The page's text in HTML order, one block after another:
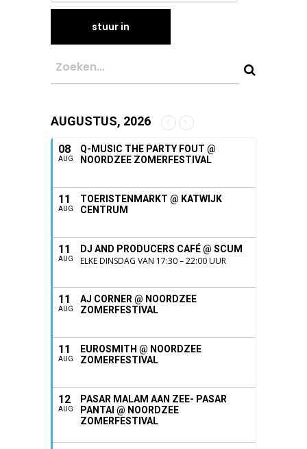
AUGUSTUS, 2026
08
AUG
Q-MUSIC THE PARTY FOUT @
NOORDZEE ZOMERFESTIVAL
11
AUG
TOERISTENMARKT @ KATWIJK
CENTRUM
11
AUG
DJ AND PRODUCERS CAFÉ @ SCUM
ELKE DINSDAG VAN 17:30 – 22:00 UUR
11
AUG
AJ CORNER @ NOORDZEE
ZOMERFESTIVAL
11
AUG
EUROSMITH @ NOORDZEE
ZOMERFESTIVAL
12
AUG
PASAR MALAM AAN ZEE- PASAR
PANTAI @ NOORDZEE
ZOMERFESTIVAL